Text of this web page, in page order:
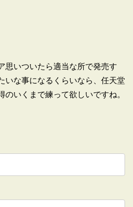
思いついたら適当な所で発売す
いな事になるくらいなら、任天堂
のいくまで練って欲しいですね。